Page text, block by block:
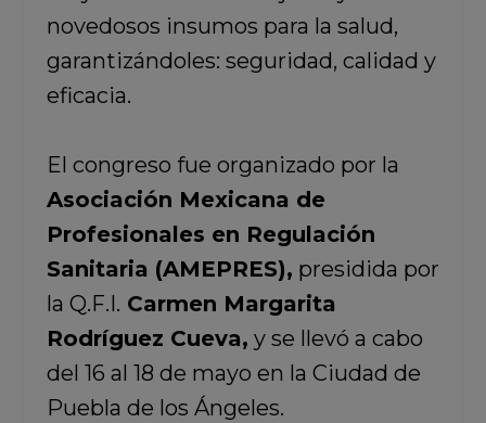
novedosos insumos para la salud,
garantizándoles: seguridad, calidad y
eficacia.
El congreso fue organizado por la
Asociación Mexicana de
Profesionales en Regulación
Sanitaria (AMEPRES), presidida por
la Q.F.I. Carmen Margarita
Rodríguez Cueva, y se llevó a cabo
del 16 al 18 de mayo en la Ciudad de
Puebla de los Ángeles.